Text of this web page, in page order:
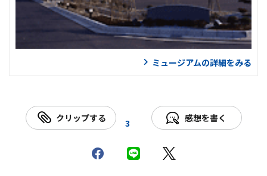
ミュージアムの詳細をみる
クリップする 3 感想を書く